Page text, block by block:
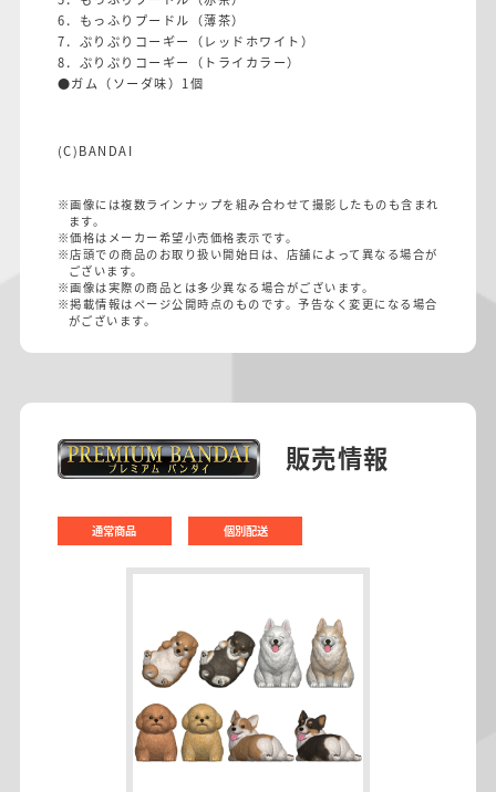
6．もっふりプードル（薄茶）
7．ぷりぷりコーギー（レッドホワイト）
8．ぷりぷりコーギー（トライカラー）
●ガム（ソーダ味）1個
(C)BANDAI
※画像には複数ラインナップを組み合わせて撮影したものも含まれ
ます。
※価格はメーカー希望小売価格表示です。
※店頭での商品のお取り扱い開始日は、店舗によって異なる場合が
ございます。
※画像は実際の商品とは多少異なる場合がございます。
※掲載情報はページ公開時点のものです。予告なく変更になる場合
がございます。
販売情報
通常商品 個別配送